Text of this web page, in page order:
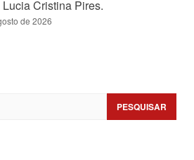
Cristina Pires.
de 2026